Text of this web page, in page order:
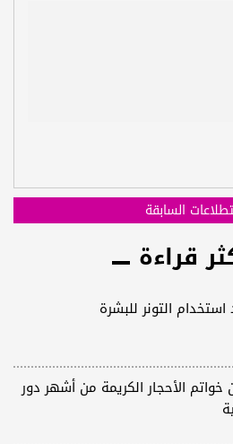
السابقة
قراءة
التونر للبشرة
الأحجار الكريمة من أشهر دور